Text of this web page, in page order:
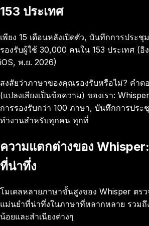
153 ประเทศ
เพียง 15 เดือนหลังเปิดตัว, บันทึกการประชุ
รองรับผู้ใช้ 30,000 คนใน 153 ประเทศ (
iOS, พ.ย. 2026)
สงสัยว่าภาษาของคุณรองรับหรือไม่? คำต
(แปลงเสียงเป็นข้อความ) ของเรา:
การรองรับกว่า 100 ภาษา, บันทึกการประ
ทำงานสำหรับทุกคน ทุกที่
ความแตกต่างของ
ที่น่าทึ่ง
โมเดลหลายภาษาขั้นสูงของ Whisper ตร
แม่นยำที่น่าทึ่งในภาษาที่หลากหลาย รวม
น้อยและสำเนียงต่างๆ